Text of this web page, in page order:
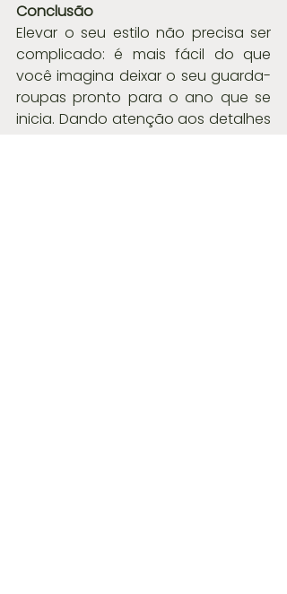
Conclusão
Elevar o seu estilo não precisa ser
complicado: é mais fácil do que
você imagina deixar o seu guarda-
roupas pronto para o ano que se
inicia. Dando atenção aos detalhes